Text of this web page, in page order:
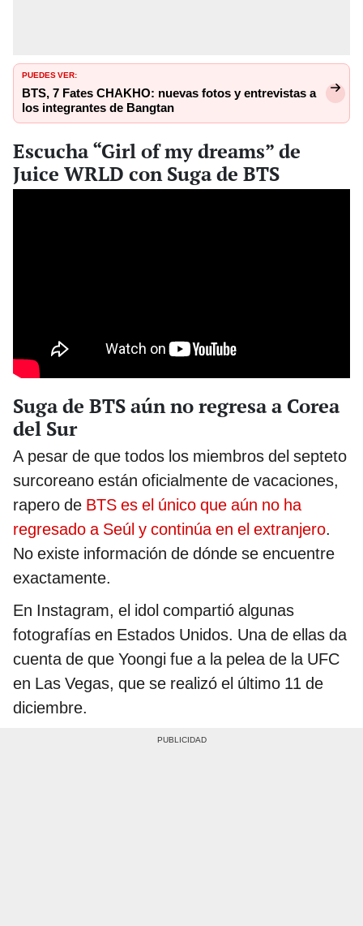
PUEDES VER:
BTS, 7 Fates CHAKHO: nuevas fotos y entrevistas a
los integrantes de Bangtan
Escucha “Girl of my dreams” de
Juice WRLD con Suga de BTS
Suga de BTS aún no regresa a Corea
del Sur
A pesar de que todos los miembros del septeto
surcoreano están oficialmente de vacaciones,
rapero de BTS es el único que aún no ha
regresado a Seúl y continúa en el extranjero.
No existe información de dónde se encuentre
exactamente.
En Instagram, el idol compartió algunas
fotografías en Estados Unidos. Una de ellas da
cuenta de que Yoongi fue a la pelea de la UFC
en Las Vegas, que se realizó el último 11 de
diciembre.